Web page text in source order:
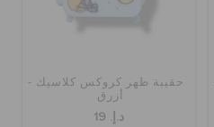
حقيبة ظهر كروكس كلاسيك -
أزرق
د.إ. 19